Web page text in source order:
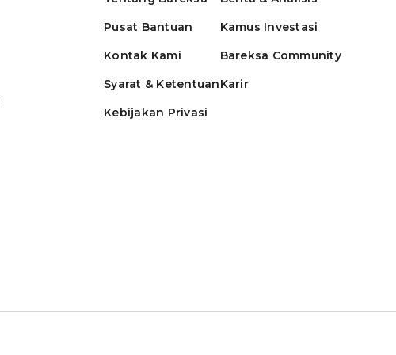
Pusat Bantuan
Kontak Kami
Syarat & Ketentuan
Kebijakan Privasi
Kamus Investasi
Bareksa Community
Karir